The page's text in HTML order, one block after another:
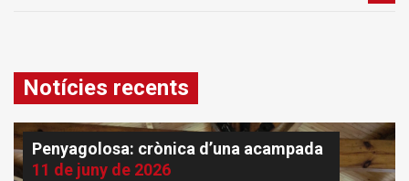
Notícies recents
Penyagolosa: crònica d’una acampada
11 de juny de 2026